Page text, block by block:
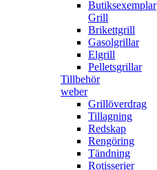
Butiksexemplar
Grill
Brikettgrill
Gasolgrillar
Elgrill
Pelletsgrillar
Tillbehör
weber
Grillöverdrag
Tillagning
Redskap
Rengöring
Tändning
Rotisserier